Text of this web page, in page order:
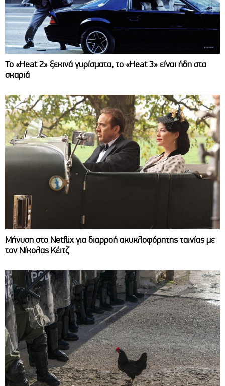
Το «Heat 2» ξεκινά γυρίσματα, το «Heat 3» είναι ήδη στα
σκαριά
Μήνυση στο Netflix για διαρροή ακυκλοφόρητης ταινίας με
τον Νίκολας Κέιτζ